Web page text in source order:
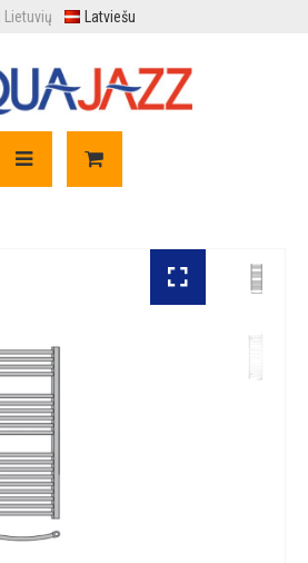
Lietuvių Latviešu